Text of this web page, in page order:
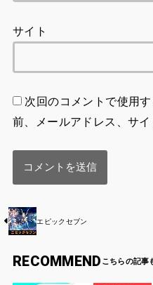
サイト
次回のコメントで使用
前、メールアドレス、サイ
エピックセブン
RECOMMEND